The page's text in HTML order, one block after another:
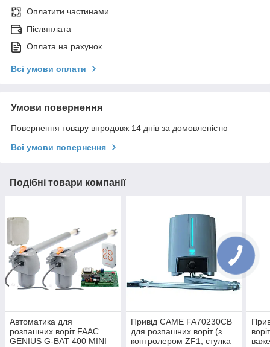
Оплатити частинами
Післяплата
Оплата на рахунок
Всі умови оплати
Умови повернення
Повернення товару впродовж 14 днів за домовленістю
Всі умови повернення
Подібні товари компанії
Автоматика для
розпашних воріт FAAC
GENIUS G-BAT 400 MINI
Привід CAME FA70230CB
для розпашних воріт (з
контролером ZF1, стулка